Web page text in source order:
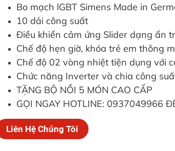
Bo mạch lGBT Simens Made in
10 dải công suất
Điều khiển cảm ứng Slider dạng ẩn
Chế độ hẹn giờ, khóa trẻ em thông
Chế độ 02 vòng nhiệt tiện dụng với
Chức năng Inverter và chia công
TẶNG BỘ NỒI 5 MÓN CAO CẤP
GỌI NGAY HOTLINE: 0937049966
Liên Hệ Chúng Tôi